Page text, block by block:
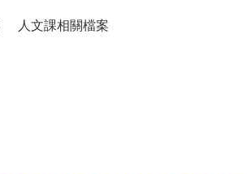
人文課相關檔案